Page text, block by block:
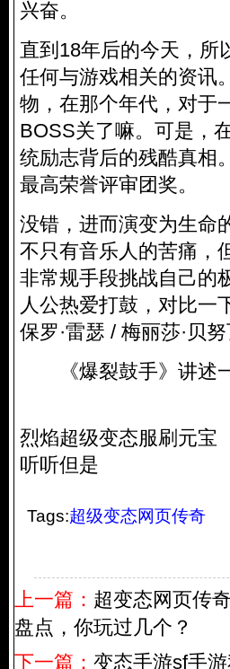
兴奋。
直到18年后的今天，所
任何与游戏相关的资讯
物，在那个年代，对于
BOSS关了嘛。可是，
统励志背后的残酷真相
最高荣誉评审团奖。
没错，进而演变为生命
不只有音乐人的苦痛，
非常规手段挑战自己的
人公热爱打鼓，对比一
保罗·雷瑟 / 梅丽莎·贝
《爆裂鼓手》讲述
烈焰超级变态服刷元宝
听听但是
Tags:超级变态网页传奇
上一篇： 超变态网页传
盘点，你玩过几个？
下一篇： 变态手游sf手